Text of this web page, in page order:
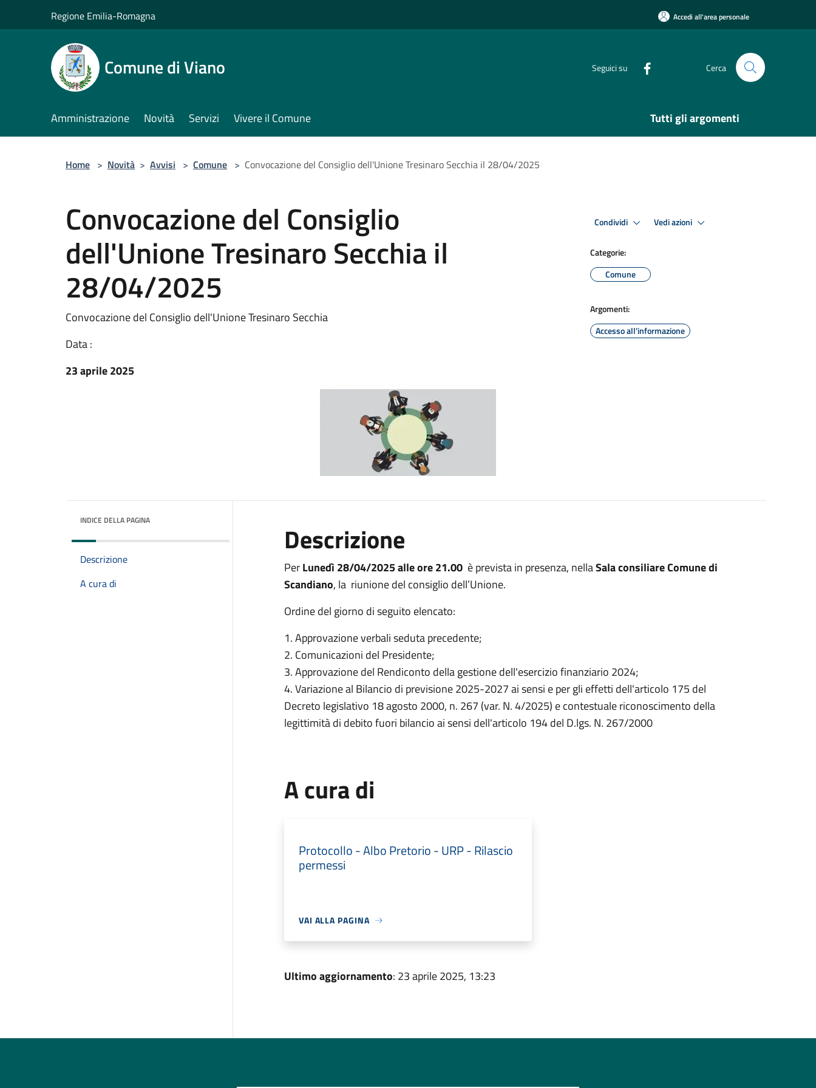
Regione Emilia-Romagna Accedi all'area personale
Comune di Viano Seguici su Cerca
Amministrazione Novità Servizi Vivere il Comune Tutti gli argomenti
Home > Novità > Avvisi > Comune > Convocazione del Consiglio dell'Unione Tresinaro Secchia il 28/04/2025
Convocazione del Consiglio
dell'Unione Tresinaro Secchia il
28/04/2025
Convocazione del Consiglio dell'Unione Tresinaro Secchia
Data :
23 aprile 2025
Condividi Vedi azioni
Categorie:
Comune
Argomenti:
Accesso all'informazione
INDICE DELLA PAGINA
Descrizione
A cura di
Descrizione
PerLunedì 28/04/2025 alle ore 21.00è prevista in presenza, nellaSala consiliare Comune di
Scandiano, la riunione del consiglio dell’Unione.
Ordine del giorno di seguito elencato:
1. Approvazione verbali seduta precedente;
2. Comunicazioni del Presidente;
3. Approvazione del Rendiconto della gestione dell'esercizio finanziario 2024;
4. Variazione al Bilancio di previsione 2025-2027 ai sensi e per gli effetti dell'articolo 175 del
Decreto legislativo 18 agosto 2000, n. 267 (var. N. 4/2025) e contestuale riconoscimento della
legittimità di debito fuori bilancio ai sensi dell'articolo 194 del D.lgs. N. 267/2000
A cura di
Protocollo - Albo Pretorio - URP - Rilascio
permessi
VAI ALLA PAGINA
Ultimo aggiornamento: 23 aprile 2025, 13:23